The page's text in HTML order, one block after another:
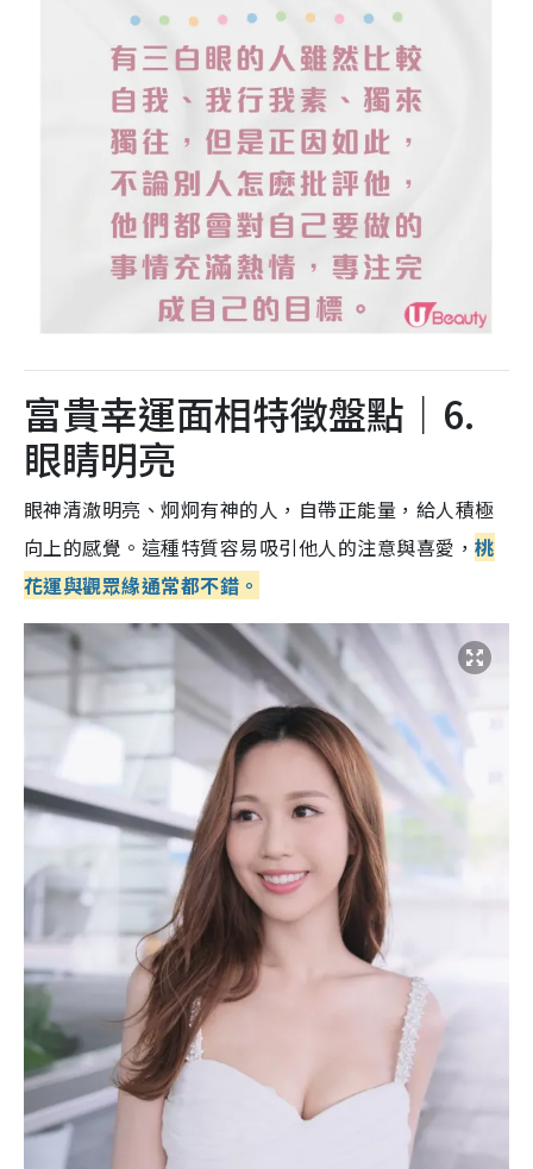
富貴幸運面相特徵盤點｜6.
眼睛明亮
眼神清澈明亮、炯炯有神的人，自帶正能量，給人積極
向上的感覺。這種特質容易吸引他人的注意與喜愛，桃
花運與觀眾緣通常都不錯。